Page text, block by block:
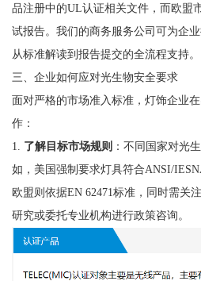
品注册中的UL认证相关文件，而欧盟
试报告。我们的商务服务公司可为企
从标准解读到报告提交的全流程支持。
三、企业如何应对光生物安全要求
面对严格的市场准入标准，灯饰企业
作：
1. 了解目标市场规则 ：不同国家对光
如，美国强制要求灯具符合ANSI/
欧盟则依据EN 62471标准，同时需关
研究或委托专业机构进行政策咨询。